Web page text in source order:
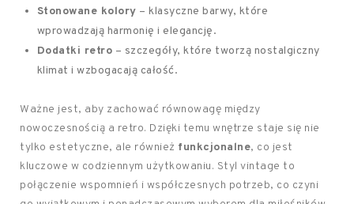
Stonowane kolory – klasyczne barwy, które
wprowadzają harmonię i elegancję.
Dodatki retro – szczegóły, które tworzą nostalgiczny
klimat i wzbogacają całość.
Ważne jest, aby zachować równowagę między
nowoczesnością a retro. Dzięki temu wnętrze staje się nie
tylko estetyczne, ale również funkcjonalne, co jest
kluczowe w codziennym użytkowaniu. Styl vintage to
połączenie wspomnień i współczesnych potrzeb, co czyni